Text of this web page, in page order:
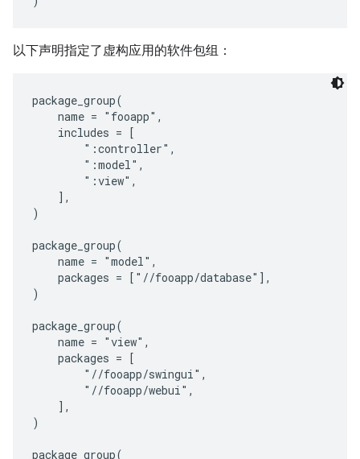
以下声明指定了虚构应用的软件包组：
package_group(
    name = "fooapp",
    includes = [
        ":controller",
        ":model",
        ":view",
    ],
)
package_group(
    name = "model",
    packages = ["//fooapp/database"],
)
package_group(
    name = "view",
    packages = [
        "//fooapp/swingui",
        "//fooapp/webui",
    ],
)
package_group(